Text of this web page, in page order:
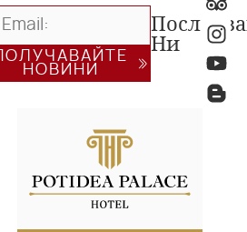
ПОЛУЧАВАЙТЕ
НОВИНИ
Ни